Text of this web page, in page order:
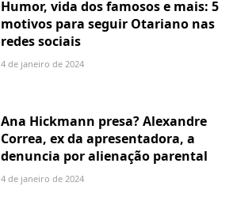
Humor, vida dos famosos e mais: 5
motivos para seguir Otariano nas
redes sociais
4 de janeiro de 2024
Ana Hickmann presa? Alexandre
Correa, ex da apresentadora, a
denuncia por alienação parental
4 de janeiro de 2024